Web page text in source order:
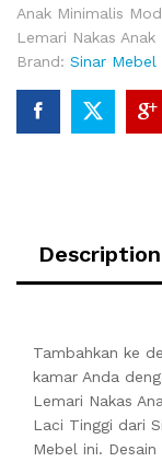
Anak Minimalis
Lemari Nakas
Brand: Sinar Mebel
Description
Tambahkan ke
kamar Anda
Lemari Nakas
Laci Tinggi dari
Mebel ini. Desain